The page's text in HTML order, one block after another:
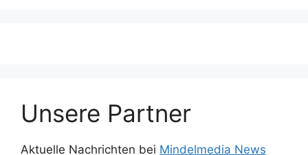
Unsere Partner
Aktuelle Nachrichten bei Mindelmedia News